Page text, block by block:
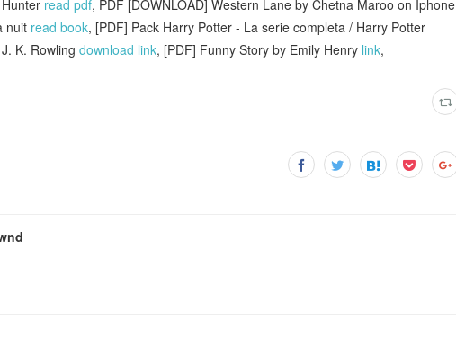
read pdf, PDF [DOWNLOAD] Western Lane by Chetna Maroo on Iphone
nuit read book, [PDF] Pack Harry Potter - La serie completa / Harry Potter
K. Rowling download link, [PDF] Funny Story by Emily Henry link,